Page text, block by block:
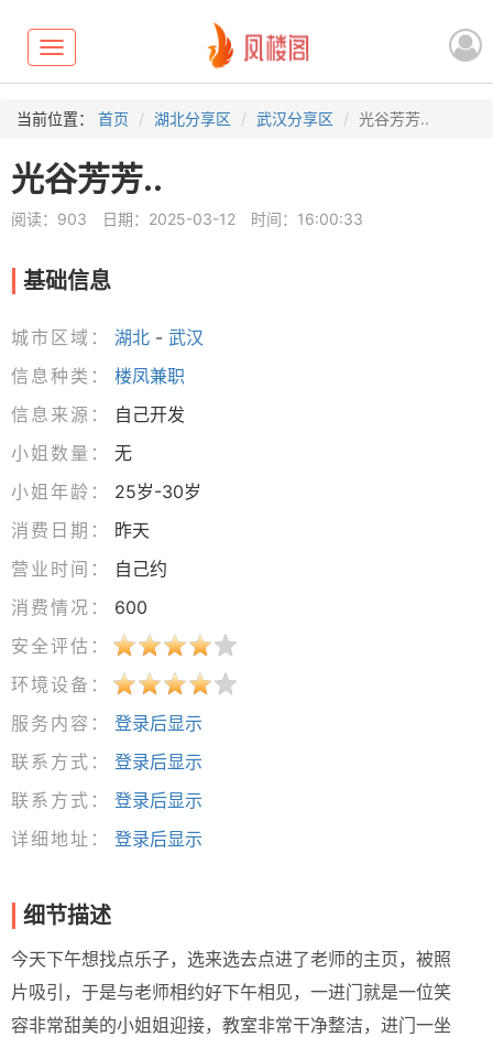
Toggle
navigation
当前位置： 首页 湖北分享区 武汉分享区 光谷芳芳..
光谷芳芳..
阅读：903 日期：2025-03-12 时间：16:00:33
基础信息
城市区域： 湖北 - 武汉
信息种类：
楼凤兼职
信息来源：
自己开发
小姐数量：
无
小姐年龄：
25岁-30岁
消费日期：
昨天
营业时间：
自己约
消费情况：
600
安全评估：
环境设备：
服务内容：
登录后显示
联系方式：
登录后显示
联系方式：
登录后显示
详细地址：
登录后显示
细节描述
今天下午想找点乐子，选来选去点进了老师的主页，被照
片吸引，于是与老师相约好下午相见，一进门就是一位笑
容非常甜美的小姐姐迎接，教室非常干净整洁，进门一坐